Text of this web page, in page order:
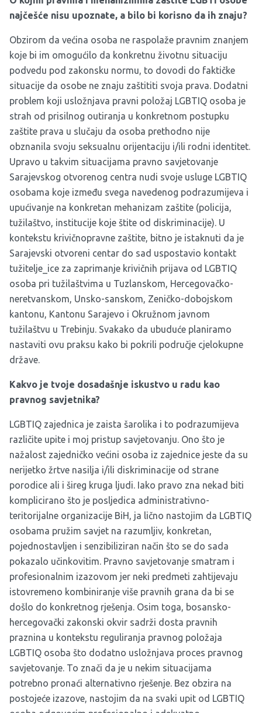
najčešće nisu upoznate, a bilo bi korisno da ih znaju?
Obzirom da većina osoba ne raspolaže pravnim znanjem
koje bi im omogućilo da konkretnu životnu situaciju
podvedu pod zakonsku normu, to dovodi do faktičke
situacije da osobe ne znaju zaštititi svoja prava. Dodatni
problem koji usložnjava pravni položaj LGBTIQ osoba je
strah od prisilnog outiranja u konkretnom postupku
zaštite prava u slučaju da osoba prethodno nije
obznanila svoju seksualnu orijentaciju i/ili rodni identitet.
Upravo u takvim situacijama pravno savjetovanje
Sarajevskog otvorenog centra nudi svoje usluge LGBTIQ
osobama koje između svega navedenog podrazumijeva i
upućivanje na konkretan mehanizam zaštite (policija,
tužilaštvo, institucije koje štite od diskriminacije). U
kontekstu krivičnopravne zaštite, bitno je istaknuti da je
Sarajevski otvoreni centar do sad uspostavio kontakt
tužitelje_ice za zaprimanje krivičnih prijava od LGBTIQ
osoba pri tužilaštvima u Tuzlanskom, Hercegovačko-
neretvanskom, Unsko-sanskom, Zeničko-dobojskom
kantonu, Kantonu Sarajevo i Okružnom javnom
tužilaštvu u Trebinju. Svakako da ubuduće planiramo
nastaviti ovu praksu kako bi pokrili područje cjelokupne
države.
Kakvo je tvoje dosadašnje iskustvo u radu kao
pravnog savjetnika?
LGBTIQ zajednica je zaista šarolika i to podrazumijeva
različite upite i moj pristup savjetovanju. Ono što je
nažalost zajedničko većini osoba iz zajednice jeste da su
nerijetko žrtve nasilja i/ili diskriminacije od strane
porodice ali i šireg kruga ljudi. Iako pravo zna nekad biti
komplicirano što je posljedica administrativno-
teritorijalne organizacije BiH, ja lično nastojim da LGBTIQ
osobama pružim savjet na razumljiv, konkretan,
pojednostavljen i senzibiliziran način što se do sada
pokazalo učinkovitim. Pravno savjetovanje smatram i
profesionalnim izazovom jer neki predmeti zahtijevaju
istovremeno kombiniranje više pravnih grana da bi se
došlo do konkretnog rješenja. Osim toga, bosansko-
hercegovački zakonski okvir sadrži dosta pravnih
praznina u kontekstu reguliranja pravnog položaja
LGBTIQ osoba što dodatno usložnjava proces pravnog
savjetovanje. To znači da je u nekim situacijama
potrebno pronaći alternativno rješenje. Bez obzira na
postojeće izazove, nastojim da na svaki upit od LGBTIQ